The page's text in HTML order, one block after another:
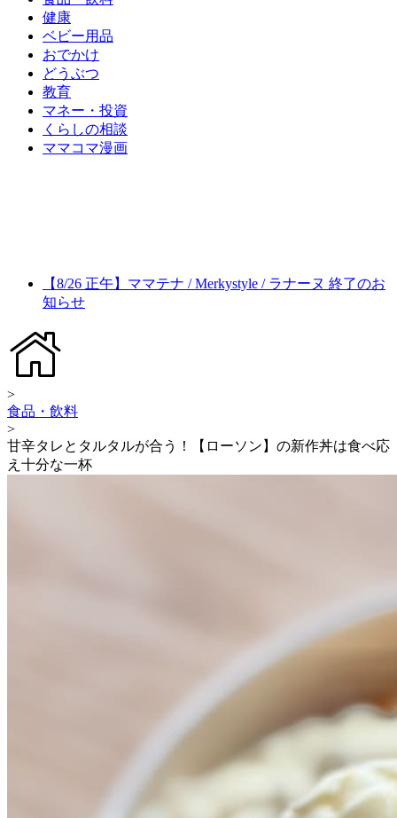
健康
ベビー用品
おでかけ
どうぶつ
教育
マネー・投資
くらしの相談
ママコマ漫画
【8/26 正午】ママテナ / Merkystyle / ラナーヌ 終了のお
知らせ
>
食品・飲料
>
甘辛タレとタルタルが合う！【ローソン】の新作丼は食べ応
え十分な一杯